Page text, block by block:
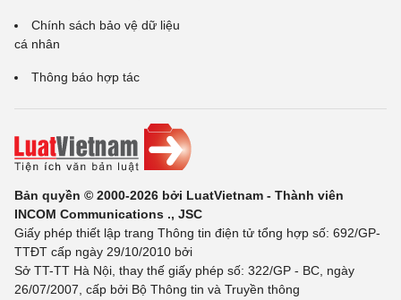
Chính sách bảo vệ dữ liệu
cá nhân
Thông báo hợp tác
Bản quyền © 2000-2026 bởi LuatVietnam - Thành viên
INCOM Communications ., JSC
Giấy phép thiết lập trang Thông tin điện tử tổng hợp số: 692/GP-
TTĐT cấp ngày 29/10/2010 bởi
Sở TT-TT Hà Nội, thay thế giấy phép số: 322/GP - BC, ngày
26/07/2007, cấp bởi Bộ Thông tin và Truyền thông